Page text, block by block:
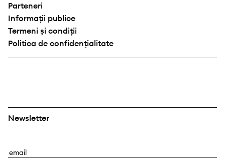
Parteneri
Informații publice
Termeni și condiții
Politica de confidențialitate
Newsletter
E